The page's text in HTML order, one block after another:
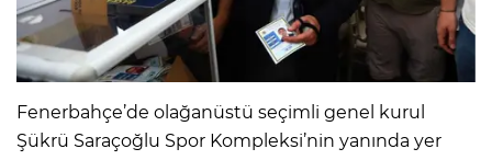
Fenerbahçe’de olağanüstü seçimli genel kurul
Şükrü Saraçoğlu Spor Kompleksi’nin yanında yer